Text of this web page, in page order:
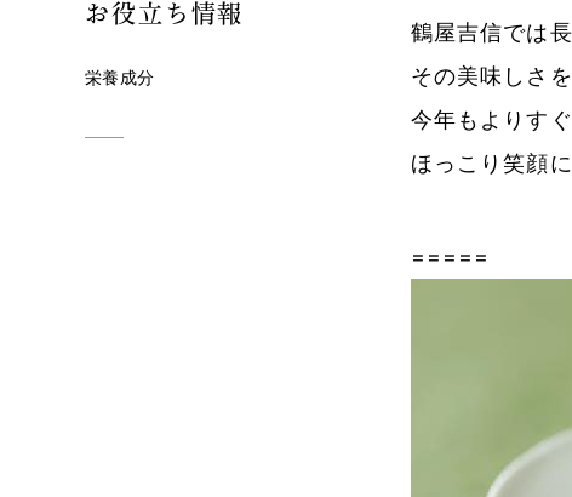
鶴屋吉信では
その美味しさ
今年もよりす
ほっこり笑顔
=====
お役立ち情報
栄養成分